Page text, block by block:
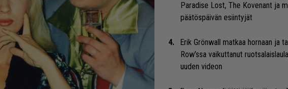
Paradise Lost, The Kovenant ja
päätöspäivän esiintyjät
Erik Grönwall matkaa hornaan ja
Row’ssa vaikuttanut
uuden videon